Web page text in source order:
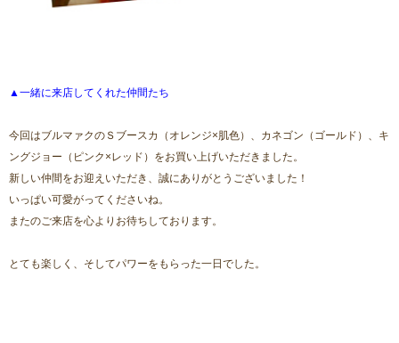
▲一緒に来店してくれた仲間たち
今回はブルマァクのＳブースカ（オレンジ×肌色）、カネゴン（ゴールド）、キ
ングジョー（ピンク×レッド）をお買い上げいただきました。
新しい仲間をお迎えいただき、誠にありがとうございました！
いっぱい可愛がってくださいね。
またのご来店を心よりお待ちしております。
とても楽しく、そしてパワーをもらった一日でした。